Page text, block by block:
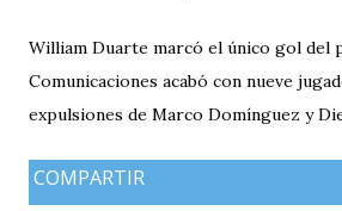
William Duarte marcó el único gol del
Comunicaciones acabó con nueve
expulsiones de Marco Domínguez y
COMPARTIR